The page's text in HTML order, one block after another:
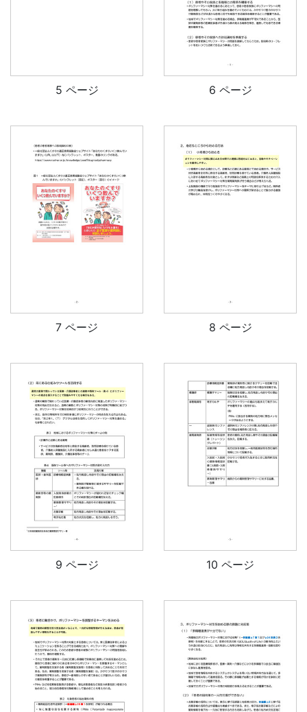
5 ページ 6 ページ
7 ページ 8 ページ
9 ページ 10 ページ